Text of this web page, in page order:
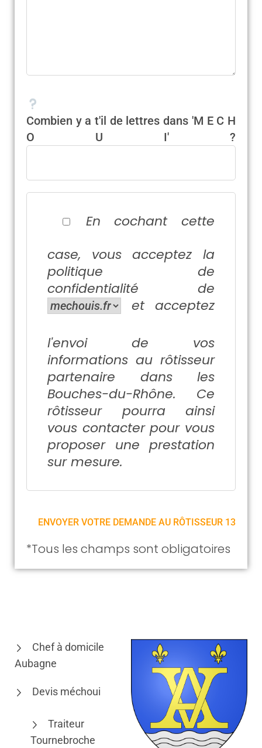
Combien y a t'il de lettres dans 'M E C H
O U I' ?
En cochant cette
case, vous acceptez la
politique de
confidentialité de
et acceptez
l'envoi de vos
informations au rôtisseur
partenaire dans les
Bouches-du-Rhône. Ce
rôtisseur pourra ainsi
vous contacter pour vous
proposer une prestation
sur mesure.
*Tous les champs sont obligatoires
Chef à domicile
Aubagne
Devis méchoui
Traiteur
Tournebroche